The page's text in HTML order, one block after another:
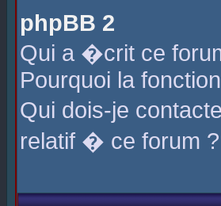
phpBB 2
Qui a �crit ce
Pourquoi la
Qui dois-je
relatif � ce forum ?